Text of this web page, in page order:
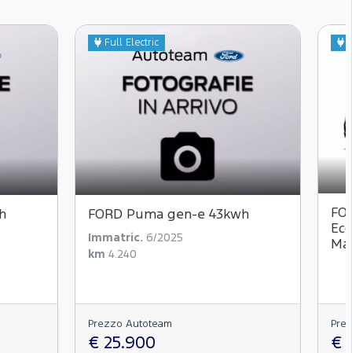
Full Electric
FORD Puma gen-e 43kwh
Immatric. 6/2025
km 4.240
Prezzo Autoteam
€ 25.900 €